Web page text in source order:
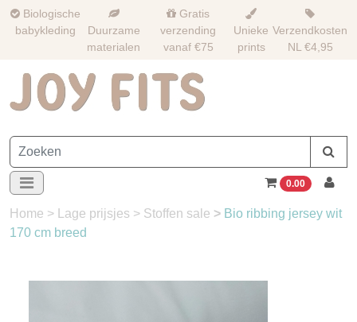
Biologische
babykleding
Duurzame
materialen
Gratis
verzending
vanaf €75
Unieke
prints
Verzendkosten
NL €4,95
0.00
Home > Lage prijsjes > Stoffen sale > Bio ribbing jersey wit
170 cm breed